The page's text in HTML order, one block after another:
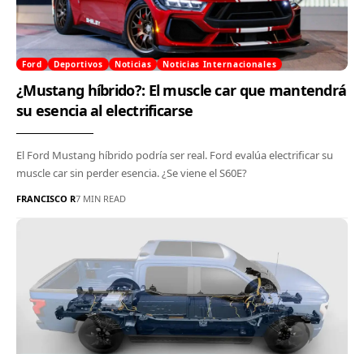
Ford Deportivos Noticias Noticias Internacionales
¿Mustang híbrido?: El muscle car que mantendrá
su esencia al electrificarse
El Ford Mustang híbrido podría ser real. Ford evalúa electrificar su
muscle car sin perder esencia. ¿Se viene el S60E?
FRANCISCO R7 MIN READ